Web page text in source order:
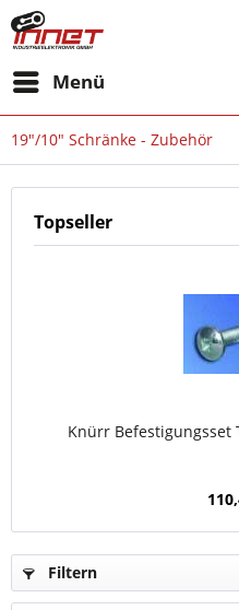
Menü
19"/10" Schränke - Zubehör
Topseller
Knürr Befestigungsset
Filtern